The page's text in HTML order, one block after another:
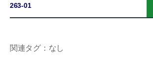
263-01
関連タグ：なし